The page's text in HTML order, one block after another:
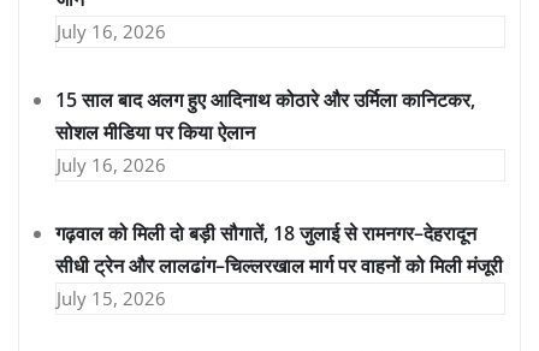
July 16, 2026
15 साल बाद अलग हुए आदिनाथ कोठारे और उर्मिला कानिटकर,
सोशल मीडिया पर किया ऐलान
July 16, 2026
गढ़वाल को मिली दो बड़ी सौगातें, 18 जुलाई से रामनगर–देहरादून
सीधी ट्रेन और लालढांग–चिल्लरखाल मार्ग पर वाहनों को मिली मंजूरी
July 15, 2026